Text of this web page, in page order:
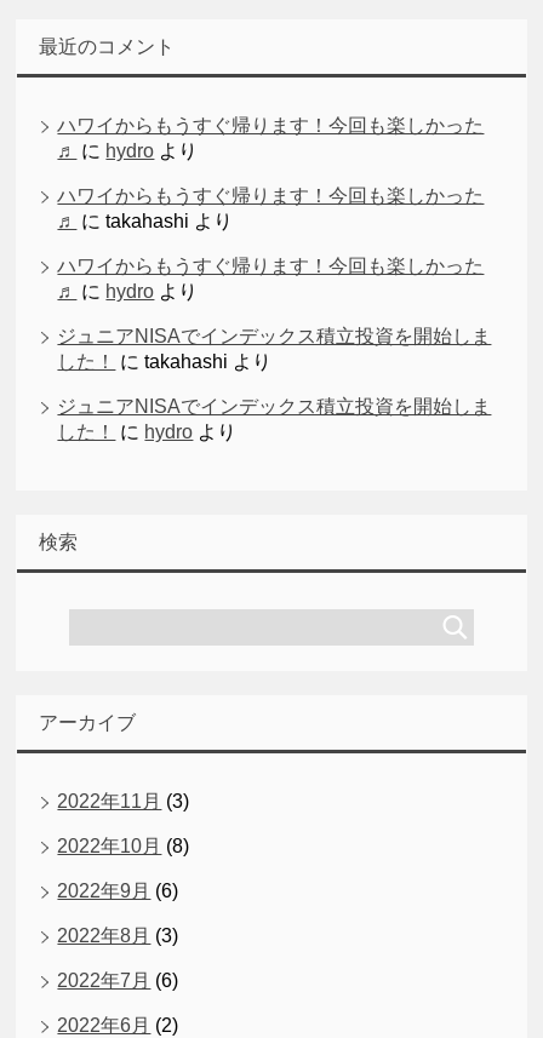
最近のコメント
ハワイからもうすぐ帰ります！今回も楽しかった
♬
に hydro より
ハワイからもうすぐ帰ります！今回も楽しかった
♬
にtakahashi より
ハワイからもうすぐ帰ります！今回も楽しかった
♬
に hydro より
ジュニアNISAでインデックス積立投資を開始しま
した！
にtakahashi より
ジュニアNISAでインデックス積立投資を開始しま
した！
に hydro より
検索
アーカイブ
2022年11月 (3)
2022年10月 (8)
2022年9月 (6)
2022年8月 (3)
2022年7月 (6)
2022年6月 (2)